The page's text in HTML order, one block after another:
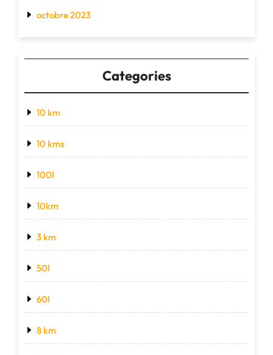
octobre 2023
Categories
10 km
10 kms
100l
10km
3 km
50l
60l
8 km